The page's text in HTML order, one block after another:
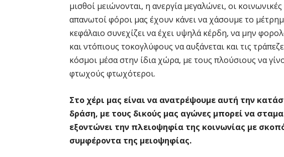
μισθοί μειώνονται, η ανεργία μεγαλώνει, οι
απανωτοί φόροι μας έχουν κάνει να χάσουμε το
κεφάλαιο συνεχίζει να έχει υψηλά κέρδη, να μην
και ντόπιους τοκογλύφους να αυξάνεται και τις
κόσμοι μέσα στην ίδια χώρα, με τους πλούσιους να
φτωχούς φτωχότεροι.
Στο χέρι μας είναι να ανατρέψουμε αυτή την
δράση, με τους δικούς μας αγώνες μπορεί να
εξοντώνει την πλειοψηφία της κοινωνίας με
συμφέροντα της μειοψηφίας.